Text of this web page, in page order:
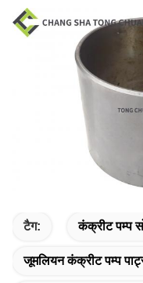
टैग: कंक्रीट पम्प
जूमलियन कंक्रीट पम्प